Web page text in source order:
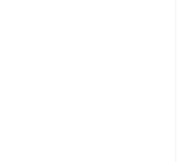
素技術開発や製品開発を担っ
勤務と出社勤務、ハイブリッ
能です。 那珂地区マリンサイ
す。 ソフトウェアエンジニア
> ・当部署は評価システム製品
テストまでのソフトウェア開
ムによって異なりますが、詳
、機械設計、電気設計などのハ